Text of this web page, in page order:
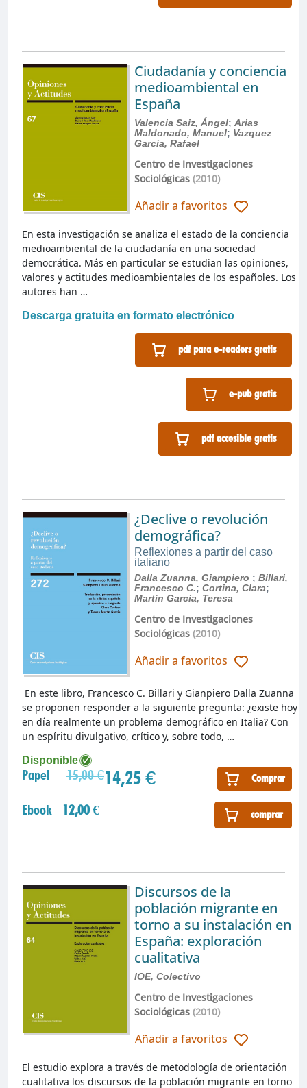
Ciudadanía y conciencia
medioambiental en
España
Valencia Saiz, Ángel; Arias
Maldonado, Manuel; Vazquez
García, Rafael
Centro de Investigaciones
Sociológicas(2010)
Añadir a favoritos
Descarga gratuita en formato electrónico
pdf para e-readers gratis
e-pub gratis
pdf accesible gratis
En esta investigación se analiza el estado de la conciencia
medioambiental de la ciudadanía en una sociedad
democrática. Más en particular se estudian las opiniones,
valores y actitudes medioambientales de los españoles. Los
autores han …
¿Declive o revolución
demográfica?
Reflexiones a partir del caso
italiano
Dalla Zuanna, Giampiero ; Billari,
Francesco C.; Cortina, Clara;
Martín García, Teresa
Centro de Investigaciones
Sociológicas(2010)
Añadir a favoritos
Disponible
Papel 15,00 €14,25 € Comprar
Ebook 12,00 € comprar
En este libro, Francesco C. Billari y Gianpiero Dalla Zuanna
se proponen responder a la siguiente pregunta: ¿existe hoy
en día realmente un problema demográfico en Italia? Con
un espíritu divulgativo, crítico y, sobre todo, …
Discursos de la
población migrante en
torno a su instalación en
España: exploración
cualitativa
IOE, Colectivo
Centro de Investigaciones
Sociológicas(2010)
Añadir a favoritos
El estudio explora a través de metodología de orientación
cualitativa los discursos de la población migrante en torno